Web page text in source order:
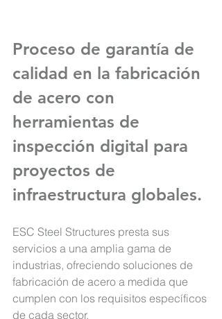
Proceso de garantía de
calidad en la fabricación
de acero con
herramientas de
inspección digital para
proyectos de
infraestructura globales.
ESC Steel Structures presta sus
servicios a una amplia gama de
industrias, ofreciendo soluciones de
fabricación de acero a medida que
cumplen con los requisitos específicos
de cada sector.